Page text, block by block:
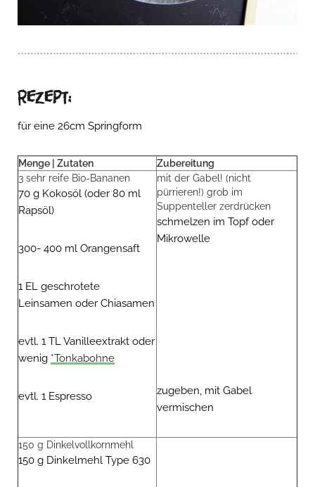
Rezept:
für eine 26cm Springform
Menge | Zutaten
Zubereitung
3 sehr reife Bio-Bananen
70 g Kokosöl (oder 80 ml
Rapsöl)
300- 400 ml Orangensaft
1 EL geschrotete
Leinsamen oder Chiasamen
evtl. 1 TL Vanilleextrakt oder
wenig *Tonkabohne
evtl. 1 Espresso
mit der Gabel! (nicht
pürrieren!) grob im
Suppenteller zerdrücken
schmelzen im Topf oder
Mikrowelle
zugeben, mit Gabel
vermischen
150 g Dinkelvollkornmehl
150 g Dinkelmehl Type 630